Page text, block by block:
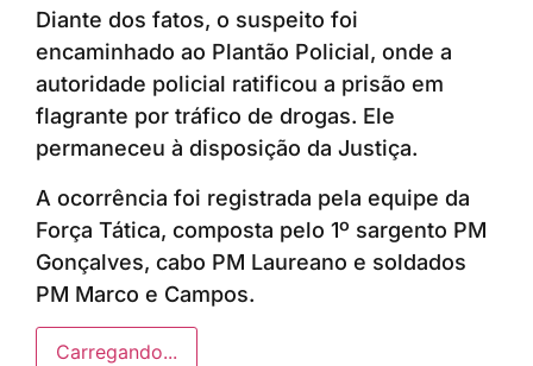
Diante dos fatos, o suspeito foi
encaminhado ao Plantão Policial, onde a
autoridade policial ratificou a prisão em
flagrante por tráfico de drogas. Ele
permaneceu à disposição da Justiça.
A ocorrência foi registrada pela equipe da
Força Tática, composta pelo 1º sargento PM
Gonçalves, cabo PM Laureano e soldados
PM Marco e Campos.
Carregando...